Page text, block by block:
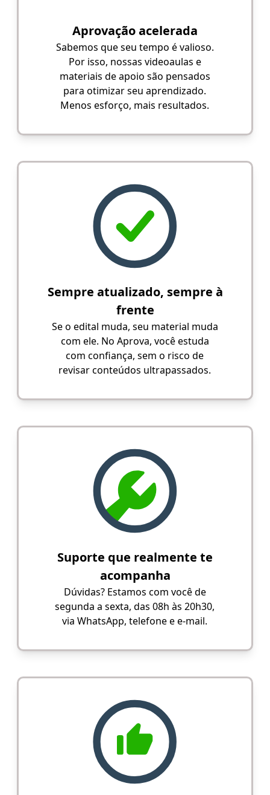
Aprovação acelerada
Sabemos que seu tempo é valioso.
Por isso, nossas videoaulas e
materiais de apoio são pensados
para otimizar seu aprendizado.
Menos esforço, mais resultados.
Sempre atualizado, sempre à
frente
Se o edital muda, seu material muda
com ele. No Aprova, você estuda
com confiança, sem o risco de
revisar conteúdos ultrapassados.
Suporte que realmente te
acompanha
Dúvidas? Estamos com você de
segunda a sexta, das 08h às 20h30,
via WhatsApp, telefone e e-mail.